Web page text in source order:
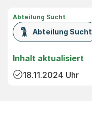
Abteilung Sucht
Abteilung Sucht
Inhalt aktualisiert
18.11.2024 Uhr